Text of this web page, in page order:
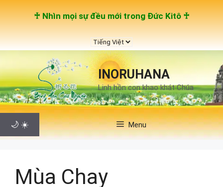
Chuyển
đến
nội
dung
♰ Nhìn mọi sự đều mới trong Đức Kitô ♰
Chọn
một
ngôn
ngữINORUHANA
Linh hồn con khao khát Chúa
🌙 ☀️ Menu
Mùa Chay